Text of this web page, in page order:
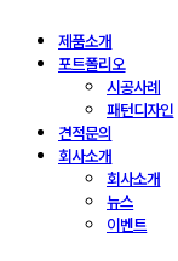
제품소개
포트폴리오
시공사례
패턴디자인
견적문의
회사소개
회사소개
뉴스
이벤트